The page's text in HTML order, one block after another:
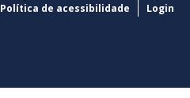
Política de acessibilidade Login